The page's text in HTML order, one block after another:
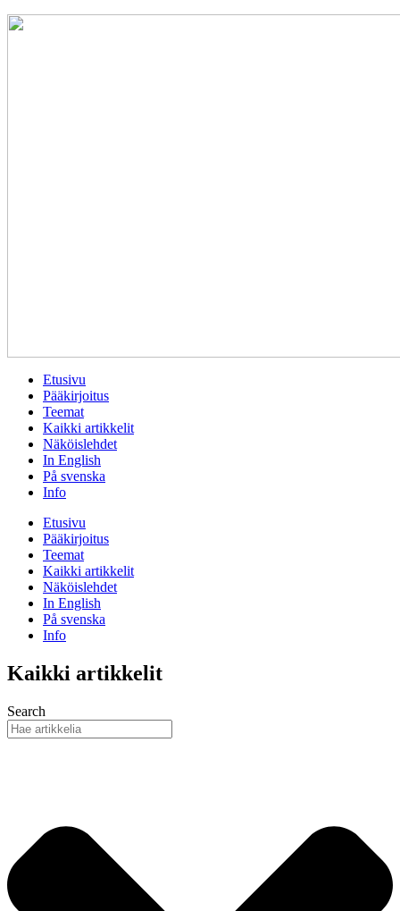
Etusivu
Pääkirjoitus
Teemat
Kaikki artikkelit
Näköislehdet
In English
På svenska
Info
Etusivu
Pääkirjoitus
Teemat
Kaikki artikkelit
Näköislehdet
In English
På svenska
Info
Kaikki artikkelit
Search